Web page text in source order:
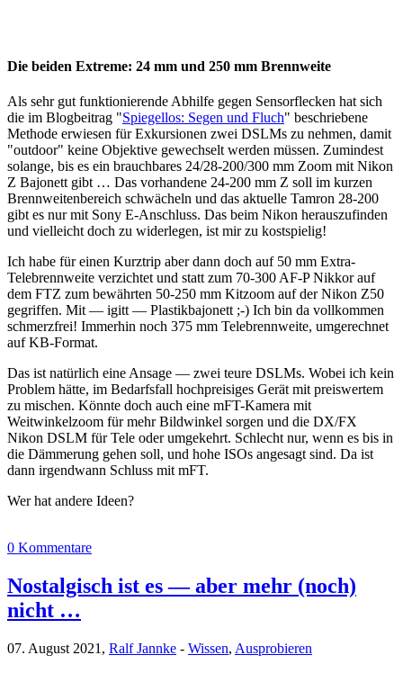
Die beiden Extreme: 24 mm und 250 mm Brennweite
Als sehr gut funktionierende Abhilfe gegen Sensorflecken hat sich
die im Blogbeitrag "Spiegellos: Segen und Fluch" beschriebene
Methode erwiesen für Exkursionen zwei DSLMs zu nehmen, damit
"outdoor" keine Objektive gewechselt werden müssen. Zumindest
solange, bis es ein brauchbares 24/28-200/300 mm Zoom mit Nikon
Z Bajonett gibt … Das vorhandene 24-200 mm Z soll im kurzen
Brennweitenbereich schwächeln und das aktuelle Tamron 28-200
gibt es nur mit Sony E-Anschluss. Das beim Nikon herauszufinden
und vielleicht doch zu widerlegen, ist mir zu kostspielig!
Ich habe für einen Kurztrip aber dann doch auf 50 mm Extra-
Telebrennweite verzichtet und statt zum 70-300 AF-P Nikkor auf
dem FTZ zum bewährten 50-250 mm Kitzoom auf der Nikon Z50
gegriffen. Mit — igitt — Plastikbajonett ;-) Ich bin da vollkommen
schmerzfrei! Immerhin noch 375 mm Telebrennweite, umgerechnet
auf KB-Format.
Das ist natürlich eine Ansage — zwei teure DSLMs. Wobei ich kein
Problem hätte, im Bedarfsfall hochpreisiges Gerät mit preiswertem
zu mischen. Könnte doch auch eine mFT-Kamera mit
Weitwinkelzoom für mehr Bildwinkel sorgen und die DX/FX
Nikon DSLM für Tele oder umgekehrt. Schlecht nur, wenn es bis in
die Dämmerung gehen soll, und hohe ISOs angesagt sind. Da ist
dann irgendwann Schluss mit mFT.
Wer hat andere Ideen?
0 Kommentare
Nostalgisch ist es — aber mehr (noch)
nicht …
07. August 2021, Ralf Jannke - Wissen, Ausprobieren